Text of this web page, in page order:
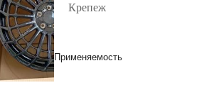
Крепеж
Применяемость